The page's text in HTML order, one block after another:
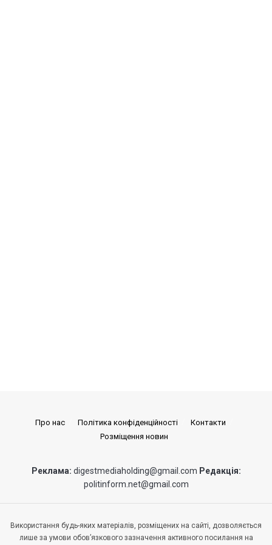
Про нас Політика конфіденційності
Контакти
Розміщення новин
Реклама: digestmediaholding@gmail.com Редакція:
politinform.net@gmail.com
Використання будь-яких матеріалів, розміщених на сайті, дозволяється
лише за умови обов’язкового зазначення активного посилання на